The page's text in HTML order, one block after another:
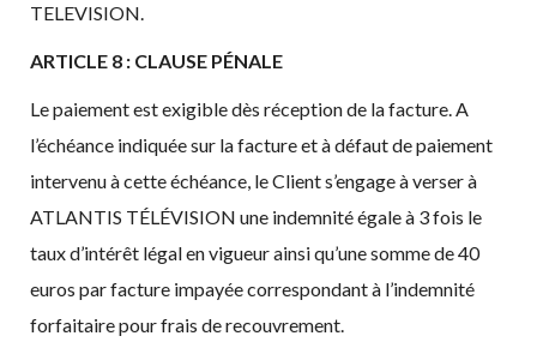
TELEVISION.
ARTICLE 8 : CLAUSE PÉNALE
Le paiement est exigible dès réception de la facture. A
l’échéance indiquée sur la facture et à défaut de paiement
intervenu à cette échéance, le Client s’engage à verser à
ATLANTIS TÉLÉVISION une indemnité égale à 3 fois le
taux d’intérêt légal en vigueur ainsi qu’une somme de 40
euros par facture impayée correspondant à l’indemnité
forfaitaire pour frais de recouvrement.